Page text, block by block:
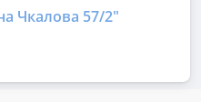
Чкалова 57/2"